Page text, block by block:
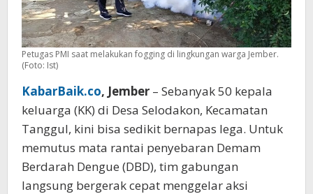
Petugas PMI saat melakukan fogging di lingkungan warga Jember.
(Foto: Ist)
KabarBaik.co, Jember – Sebanyak 50 kepala
keluarga (KK) di Desa Selodakon, Kecamatan
Tanggul, kini bisa sedikit bernapas lega. Untuk
memutus mata rantai penyebaran Demam
Berdarah Dengue (DBD), tim gabungan
langsung bergerak cepat menggelar aksi